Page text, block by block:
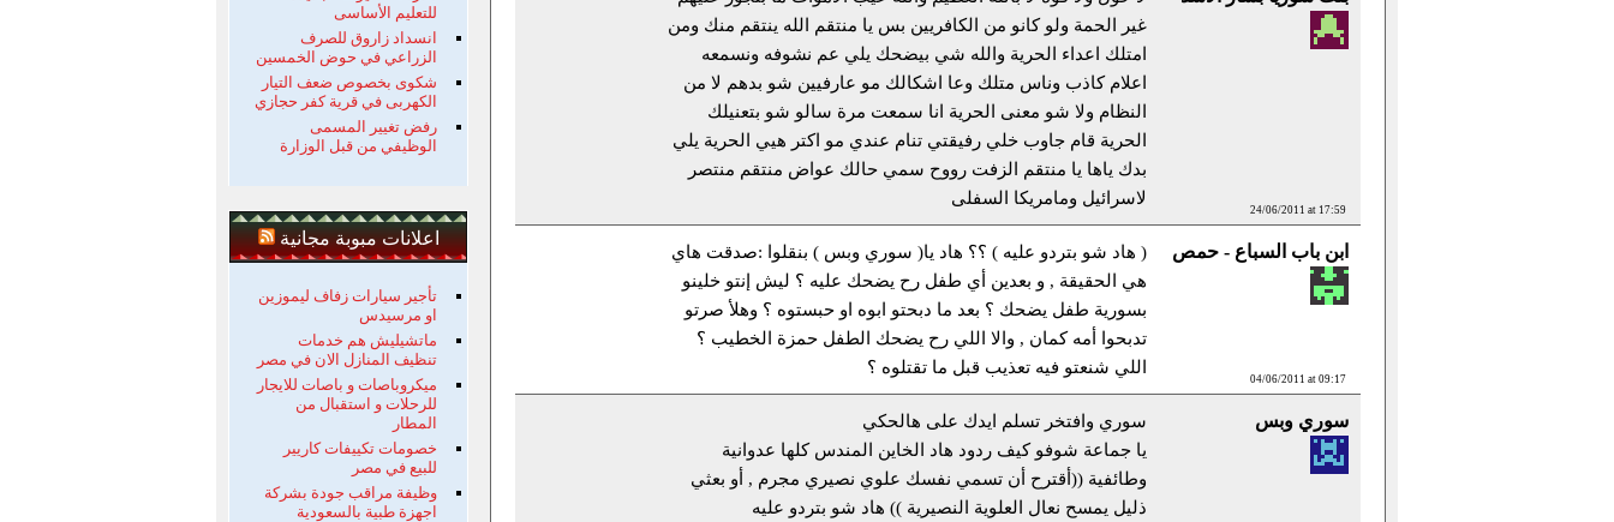
24/06/2011 at 17:59
غير الحمة ولو كانو من الكافريين بس يا منتقم الله ينتقم منك ومن
امتلك اعداء الحرية والله شي بيضحك يلي عم نشوفه ونسمعه
اعلام كاذب وناس متلك وعا اشكالك مو عارفيين شو بدهم لا من
النظام ولا شو معنى الحرية انا سمعت مرة سالو شو بتعنيلك
الحرية قام جاوب خلي رفيقتي تنام عندي مو اكتر هيي الحرية يلي
بدك ياها يا منتقم الزفت رووح سمي حالك عواض منتقم منتصر
لاسرائيل ومامريكا السفلى
ابن باب السباع - حمص
04/06/2011 at 09:17
( هاد شو بتردو عليه ) ؟؟ هاد يا( سوري وبس ) بنقلوا :صدقت هاي
هي الحقيقة , و بعدين أي طفل رح يضحك عليه ؟ ليش إنتو خلينو
بسورية طفل يضحك ؟ بعد ما دبحتو ابوه او حبستوه ؟ وهلأ صرتو
تدبحوا أمه كمان , والا اللي رح يضحك الطفل حمزة الخطيب ؟
اللي شنعتو فيه تعذيب قبل ما تقتلوه ؟
سوري وبس
سوري وافتخر تسلم ايدك على هالحكي
يا جماعة شوفو كيف ردود هاد الخاين المندس كلها عدوانية
وطائفية ((أقترح أن تسمي نفسك علوي نصيري مجرم , أو بعثي
ذليل يمسح نعال العلوية النصيرية )) هاد شو بتردو عليه
للتعليم الأساسى
انسداد زاروق للصرف
الزراعي في حوض الخمسين
شكوى بخصوص ضعف التيار
الكهربى في قرية كفر حجازي
رفض تغيير المسمى
الوظيفي من قبل الوزارة
اعلانات مبوبة مجانية
تأجير سيارات زفاف ليموزين
او مرسيدس
ماتشيليش هم خدمات
تنظيف المنازل الان في مصر
ميكروباصات و باصات للايجار
للرحلات و استقبال من
المطار
خصومات تكييفات كاريير
للبيع في مصر
وظيفة مراقب جودة بشركة
اجهزة طبية بالسعودية